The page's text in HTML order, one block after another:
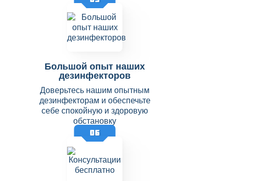
Большой опыт наших
дезинфекторов
Доверьтесь нашим опытным
дезинфекторам и обеспечьте
себе спокойную и здоровую
обстановку
06